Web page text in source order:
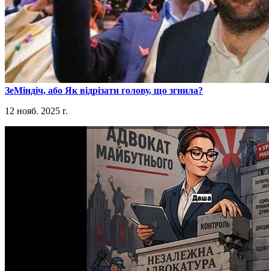
​ЗеМіндіч, або Як відрізати голову, що згнила?
12 нояб. 2025 г.